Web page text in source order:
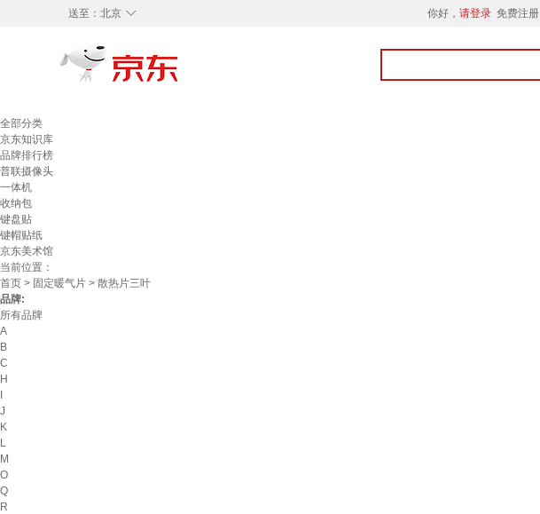
◇
送至： 北京 你好， 请登录 免费注册
全部分类
京东知识库
品牌排行榜
普联摄像头
一体机
收纳包
键盘贴
键帽贴纸
京东美术馆
当前位置：
首页 > 固定暖气片 > 散热片三叶
品牌:
所有品牌
A
B
C
H
J
K
L
M
O
Q
R